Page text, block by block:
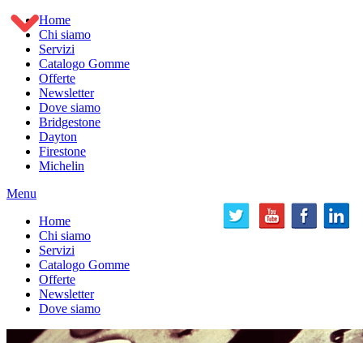
Home
Chi siamo
Servizi
Catalogo Gomme
Offerte
Newsletter
Dove siamo
Bridgestone
Dayton
Firestone
Michelin
Menu
Home
Chi siamo
Servizi
Catalogo Gomme
Offerte
Newsletter
Dove siamo